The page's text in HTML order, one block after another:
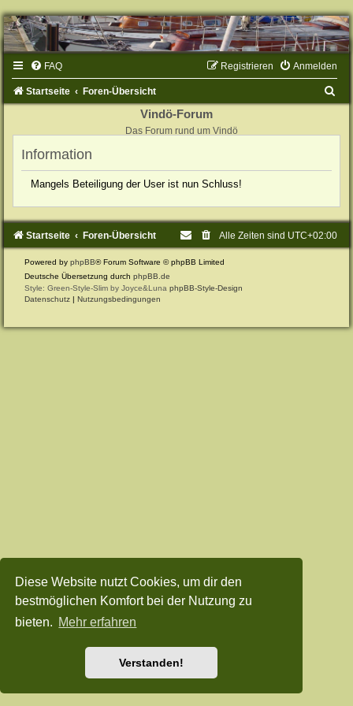
Diese Website nutzt Cookies, um dir den
bestmöglichen Komfort bei der Nutzung zu
bieten. Mehr erfahren
Verstanden!
FAQ Anmelden
Registrieren
Startseite Foren-Übersicht
Vindö-Forum
Das Forum rund um Vindö
Information
Mangels Beteiligung der User ist nun Schluss!
Startseite Foren-Übersicht Alle Zeiten sind UTC+02:00
Powered by phpBB® Forum Software © phpBB Limited
Deutsche Übersetzung durch phpBB.de
Style: Green-Style-Slim by Joyce&Luna phpBB-Style-Design
Datenschutz | Nutzungsbedingungen